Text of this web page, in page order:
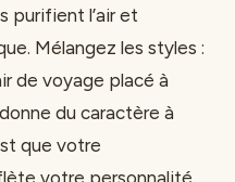
purifient l’air et
Mélangez les styles :
de voyage placé à
du caractère à
que votre